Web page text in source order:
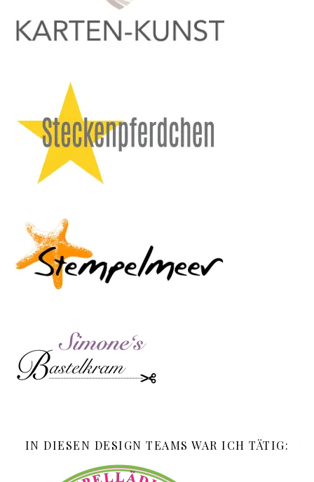
IN DIESEN DESIGN TEAMS WAR ICH TÄTIG: